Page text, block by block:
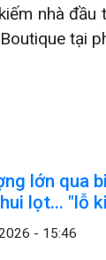
nhà đầu
Boutique tại
lớn qua
lọt... "lỗ
- 15:46